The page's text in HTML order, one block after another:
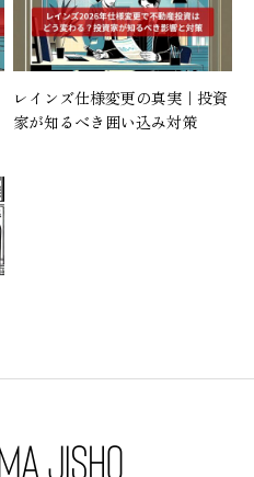
レインズ仕様変更の真実｜投資
家が知るべき囲い込み対策